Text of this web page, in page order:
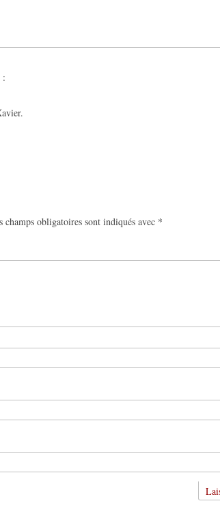
:
champs obligatoires sont indiqués avec *